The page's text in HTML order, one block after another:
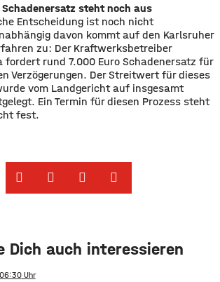
steht noch aus
Entscheidung ist noch nicht
davon kommt auf den Karlsruher
zu: Der Kraftwerksbetreiber
fordert rund 7.000 Euro Schadenersatz für
Verzögerungen. Der Streitwert für dieses
vom Landgericht auf insgesamt
Ein Termin für diesen Prozess steht
fest.
Dich auch interessieren